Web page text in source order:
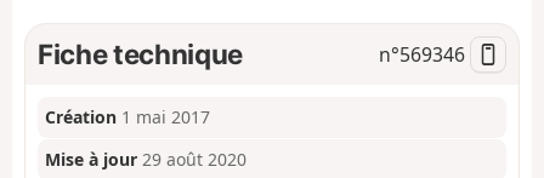
o
n
Fiche technique n°569346
Création 1 mai 2017
Mise à jour 29 août 2020